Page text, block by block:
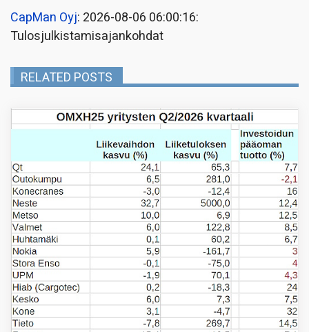
CapMan Oyj: 2026-08-06 06:00:16:
Tulosjulkistamisajankohdat
RELATED POSTS